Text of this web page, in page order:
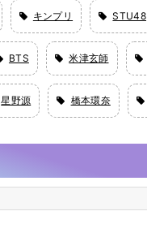
キンプリ STU48
BTS 米津玄師
星野源 橋本環奈